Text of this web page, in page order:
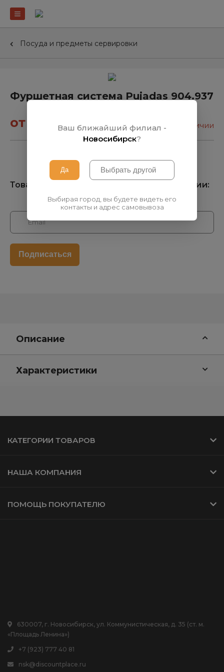
Посуда и предметы сервировки
Фуршетная система Pujadas 904.937
от 2 022₽ нет в наличии
Товара нет на складе, узнать о поступлении:
Описание
Характеристики
Ваш ближайший филиал -
Новосибирск?
Выбирая город, вы будете видеть его
контакты и адрес самовывоза
КАТЕГОРИИ ТОВАРОВ
НАША КОМПАНИЯ
ПОМОЩЬ ПОКУПАТЕЛЮ
630007, г. Новосибирск, ул. Коммунистическая, д. 35 (ст. м.
«Площадь Ленина»)
+7 (923) 777 40 81
nsk@discountplace.ru